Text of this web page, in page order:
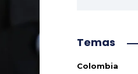
Temas
Colombia